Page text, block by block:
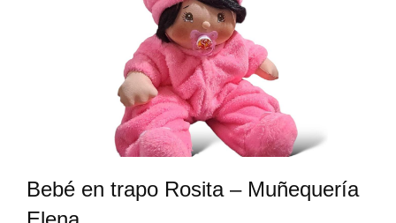
Bebé en trapo Rosita – Muñequería